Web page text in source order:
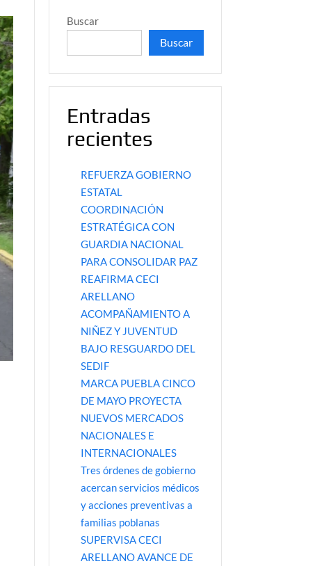
Buscar
Buscar
Entradas
recientes
REFUERZA GOBIERNO
ESTATAL
COORDINACIÓN
ESTRATÉGICA CON
GUARDIA NACIONAL
PARA CONSOLIDAR PAZ
REAFIRMA CECI
ARELLANO
ACOMPAÑAMIENTO A
NIÑEZ Y JUVENTUD
BAJO RESGUARDO DEL
SEDIF
MARCA PUEBLA CINCO
DE MAYO PROYECTA
NUEVOS MERCADOS
NACIONALES E
INTERNACIONALES
Tres órdenes de gobierno
acercan servicios médicos
y acciones preventivas a
familias poblanas
SUPERVISA CECI
ARELLANO AVANCE DE